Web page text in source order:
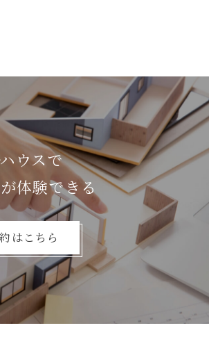
ウスで
体験できる
はこちら